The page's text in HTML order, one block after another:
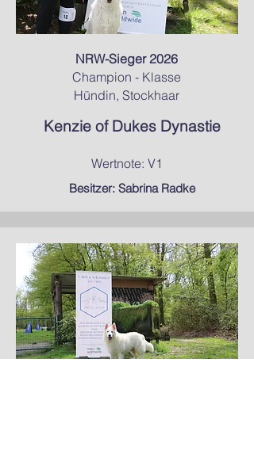
NRW-Sieger 2026
Champion - Klasse
Hündin, Stockhaar
Kenzie of Dukes Dynastie
Wertnote: V1
Besitzer: Sabrina Radke